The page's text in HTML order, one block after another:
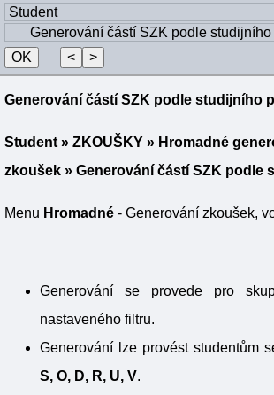
Generování částí SZK podle studijního
Student » ZKOUŠKY » Hromadné
zkoušek » Generování částí SZK podle
Menu Hromadné - Generování zkoušek,
Generování se provede pro
nastaveného filtru.
Generování lze provést studentům
S, O, D, R, U, V.